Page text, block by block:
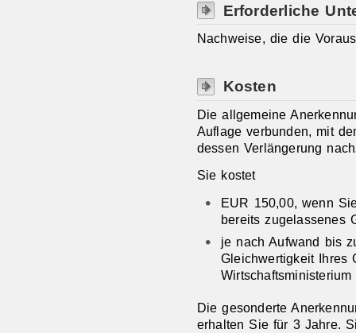
Erforderliche
Nachweise, die die
Kosten
Die allgemeine
Auflage verbunden, mit
dessen Verlängerung
Sie kostet
EUR 150,00, wenn
bereits zugelassenes
je nach Aufwand bis
Gleichwertigkeit Ihres
Die gesonderte
erhalten Sie für 3 Jahre.